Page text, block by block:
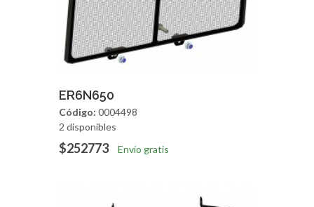
Agregar
ER6N650
Código: 0004498
2 disponibles
$252773 Envío gratis